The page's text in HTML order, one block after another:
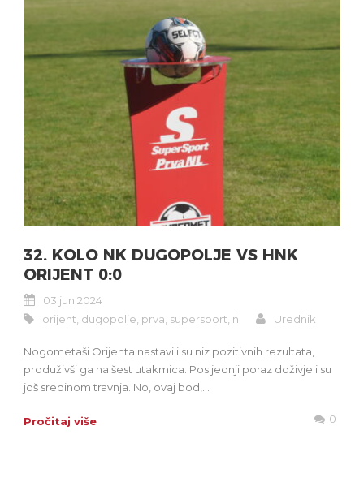
32. KOLO NK DUGOPOLJE VS HNK
ORIJENT 0:0
03 jun 2024
orijent dugopolje prva supersport nl Urednik
Nogometaši Orijenta nastavili su niz pozitivnih rezultata,
produživši ga na šest utakmica. Posljednji poraz doživjeli su
još sredinom travnja. No, ovaj bod,...
Pročitaj više 0